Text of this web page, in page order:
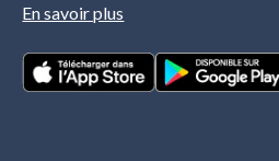
En savoir plus